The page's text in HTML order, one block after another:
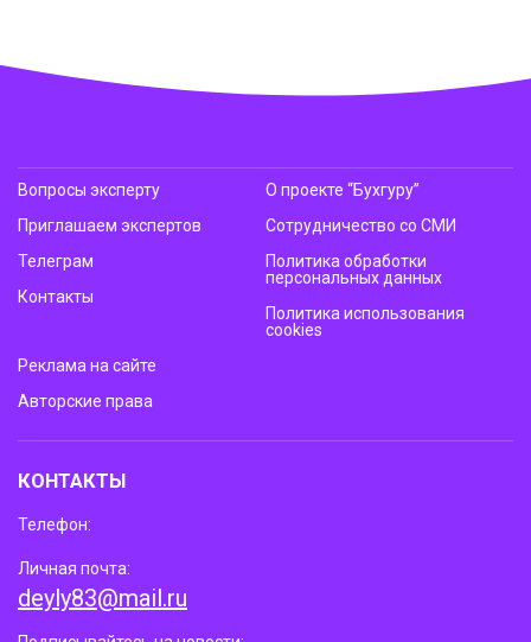
Вопросы эксперту
Приглашаем экспертов
Телеграм
Контакты
О проекте “Бухгуру”
Сотрудничество со СМИ
Политика обработки
персональных данных
Политика использования
cookies
Реклама на сайте
Авторские права
КОНТАКТЫ
Телефон:
Личная почта:
deyly83@mail.ru